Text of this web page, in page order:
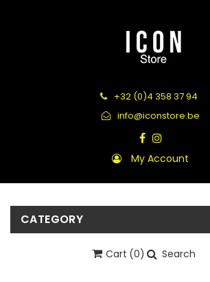
+32 (0)4 358 37 94
info@iconstore.be
My Account
CATEGORY
Cart (0) Search